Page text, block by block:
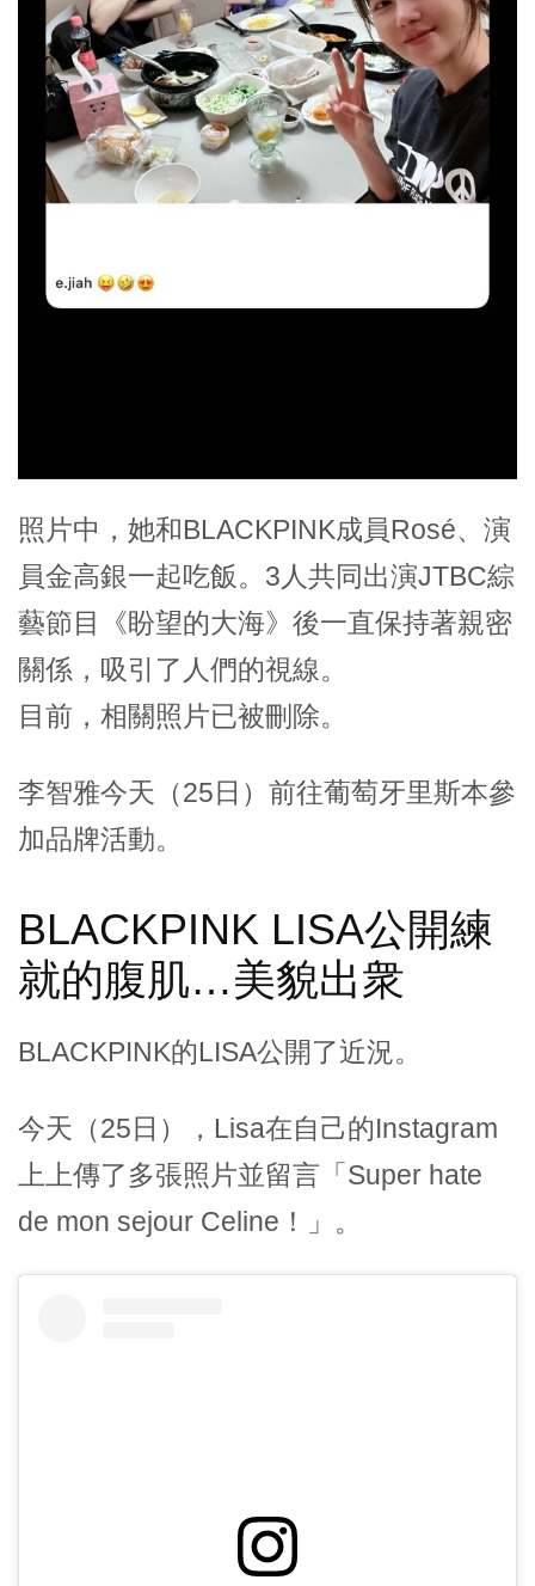
照片中，她和BLACKPINK成員Rosé、演
員金高銀一起吃飯。3人共同出演JTBC綜
藝節目《盼望的大海》後一直保持著親密
關係，吸引了人們的視線。
目前，相關照片已被刪除。
李智雅今天（25日）前往葡萄牙里斯本參
加品牌活動。
BLACKPINK LISA公開練
就的腹肌…美貌出衆
BLACKPINK的LISA公開了近況。
今天（25日），Lisa在自己的Instagram
上上傳了多張照片並留言「Super hate
de mon sejour Celine！」。